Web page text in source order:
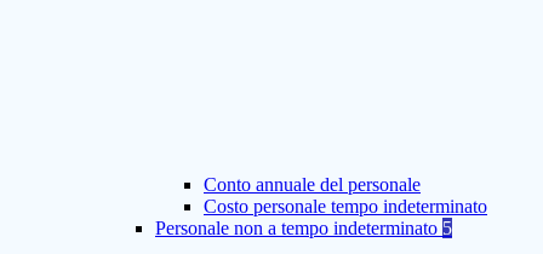
Conto annuale del personale
Costo personale tempo indeterminato
Personale non a tempo indeterminato 5